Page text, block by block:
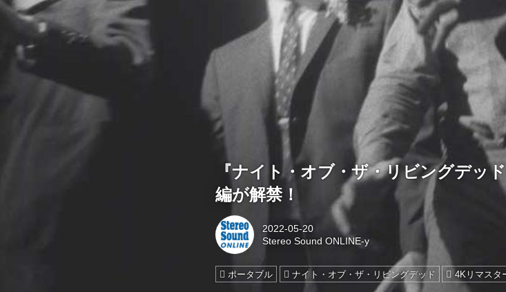
『ナイト・オブ・ザ・リビングデッ
編が解禁！
2022-05-20
Stereo Sound ONLINE-y
ポータブル ナイト・オブ・ザ・リビングデッド 4Kリマスタ